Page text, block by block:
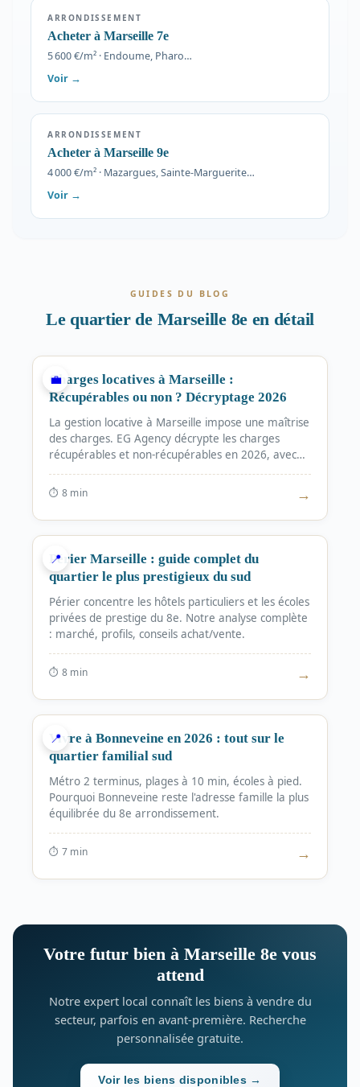
ARRONDISSEMENT
Acheter à Marseille 7e
5 600 €/m² · Endoume, Pharo…
Voir →
ARRONDISSEMENT
Acheter à Marseille 9e
4 000 €/m² · Mazargues, Sainte-Marguerite…
Voir →
GUIDES DU BLOG
Le quartier de Marseille 8e en détail
💼
Charges locatives à Marseille :
Récupérables ou non ? Décryptage 2026
La gestion locative à Marseille impose une maîtrise
des charges. EG Agency décrypte les charges
récupérables et non-récupérables en 2026, avec
un focus sur le sud de Marseille. Évitez les litiges et
optimisez la rentabilité de vos investissements.
⏱ 8 min →
📍
QUARTIERS
Périer Marseille : guide complet du
quartier le plus prestigieux du sud
Périer concentre les hôtels particuliers et les écoles
privées de prestige du 8e. Notre analyse complète
: marché, profils, conseils achat/vente.
⏱ 8 min →
📍
QUARTIERS
Vivre à Bonneveine en 2026 : tout sur le
quartier familial sud
Métro 2 terminus, plages à 10 min, écoles à pied.
Pourquoi Bonneveine reste l'adresse famille la plus
équilibrée du 8e arrondissement.
⏱ 7 min →
Votre futur bien à Marseille 8e vous
attend
Notre expert local connaît les biens à vendre du
secteur, parfois en avant-première. Recherche
personnalisée gratuite.
Voir les biens disponibles →